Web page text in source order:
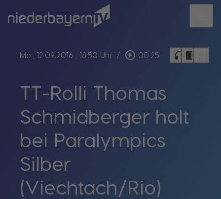
Mo., 12.09.2016 , 18:50 Uhr / play_circle_outline 00:25 headphones chrome_reader_mode
TT-Rolli Thomas
Schmidberger holt
bei Paralympics
Silber
(Viechtach/Rio)